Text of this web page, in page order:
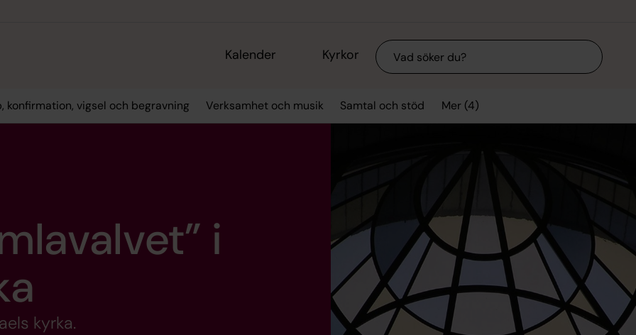
Kalender Kyrkor Sök
konfirmation, vigsel och begravning Verksamhet och musik Samtal och stöd Mer (4)
i
kyrka.